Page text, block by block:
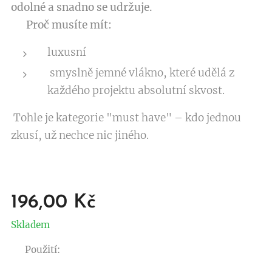
odolné a snadno se udržuje.
Proč musíte mít:
luxusní
smyslně jemné vlákno, které udělá z
každého projektu absolutní skvost.
Tohle je kategorie "must have" – kdo jednou
zkusí, už nechce nic jiného.
196,00 Kč
Skladem
Použití: